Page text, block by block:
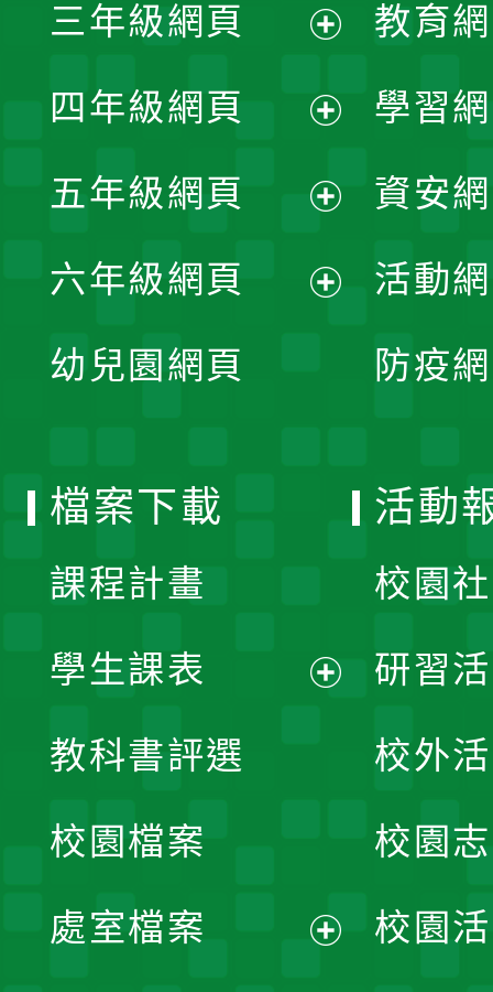
選
單
開
選
單
三年級網頁
開
選
單
四年級網頁
開
選
五年級網頁
開
六年級網頁
幼兒園網頁
教育
學習
資安
活動
防疫
檔案下載
課程計畫
學生課表
單
教科書評選
校園檔案
處室檔案
活動
校園
研習
校外
校園
校園